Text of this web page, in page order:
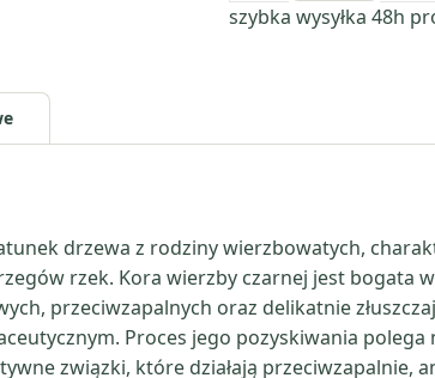
Ekstrakt
szybka wysyłka 48h
drzewa z rodziny wierzbowatych,
rzek. Kora wierzby czarnej jest
przeciwzapalnych oraz delikatnie
Proces jego pozyskiwania
związki, które działają przeciwzapalnie,